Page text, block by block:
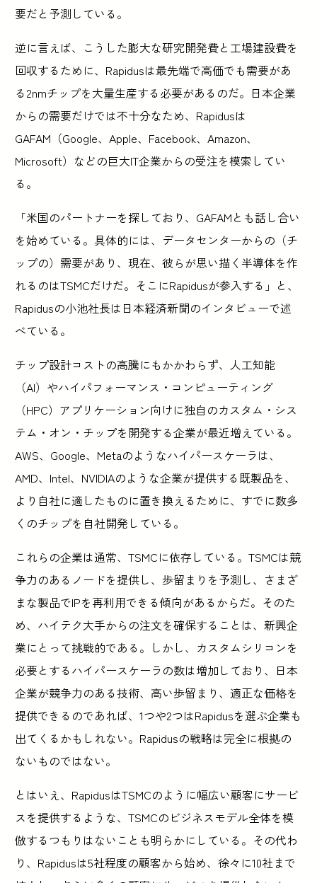
要だと予測している。
逆に言えば、こうした膨大な研究開発費と工場建設費を
回収するために、Rapidusは最先端で高価でも需要があ
る2nmチップを大量生産する必要があるのだ。日本企業
からの需要だけでは不十分なため、Rapidusは
GAFAM（Google、Apple、Facebook、Amazon、
Microsoft）などの巨大IT企業からの受注を模索してい
る。
「米国のパートナーを探しており、GAFAMとも話し合い
を始めている。具体的には、データセンターからの（チ
ップの）需要があり、現在、彼らが思い描く半導体を作
れるのはTSMCだけだ。そこにRapidusが参入する」と、
Rapidusの小池社長は日本経済新聞のインタビューで述
べている。
チップ設計コストの高騰にもかかわらず、人工知能
（AI）やハイパフォーマンス・コンピューティング
（HPC）アプリケーション向けに独自のカスタム・シス
テム・オン・チップを開発する企業が最近増えている。
AWS、Google、Metaのようなハイパースケーラは、
AMD、Intel、NVIDIAのような企業が提供する既製品を、
より自社に適したものに置き換えるために、すでに数多
くのチップを自社開発している。
これらの企業は通常、TSMCに依存している。TSMCは競
争力のあるノードを提供し、歩留まりを予測し、さまざ
まな製品でIPを再利用できる傾向があるからだ。そのた
め、ハイテク大手からの注文を確保することは、新興企
業にとって挑戦的である。しかし、カスタムシリコンを
必要とするハイパースケーラの数は増加しており、日本
企業が競争力のある技術、高い歩留まり、適正な価格を
提供できるのであれば、1つや2つはRapidusを選ぶ企業も
出てくるかもしれない。Rapidusの戦略は完全に根拠の
ないものではない。
とはいえ、RapidusはTSMCのように幅広い顧客にサービ
スを提供するような、TSMCのビジネスモデル全体を模
倣するつもりはないことも明らかにしている。その代わ
り、Rapidusは5社程度の顧客から始め、徐々に10社まで